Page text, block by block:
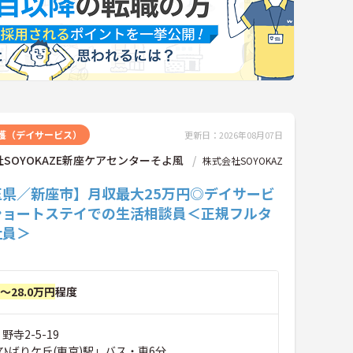
（デイサービス） 更新日：2026年08月07日
SOYOKAZE新座ケアセンターそよ風 株式会社SOYOKAZ
／新座市】月収最大25万円◎デイサービ
ートステイでの生活相談員＜正規フルタ
＞
28.0万円程度
野寺2-5-19